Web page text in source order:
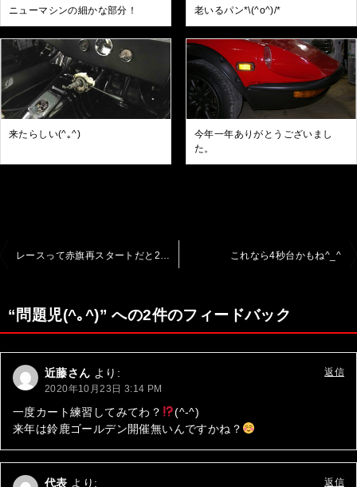
ニューマシンの細かな部分！ 老いるパン*\(^o^)/*
来たらしい(^｡^)
今年一年ありがとうございまし
た。
ビ
ゲ
ー
ョ
レースって赤旗再スタートだと2ヒート目は荒れるね！ これなら4秒台かもね^_^
“問題児(^｡^)” への2件のフィードバック
近藤さん より:
2020年10月23日 3:14 PM
一度カート練習してみてわ？
(^-^)
来年は鈴鹿ゴールデン開催無いんですかね？
返信
代表 より: 返信